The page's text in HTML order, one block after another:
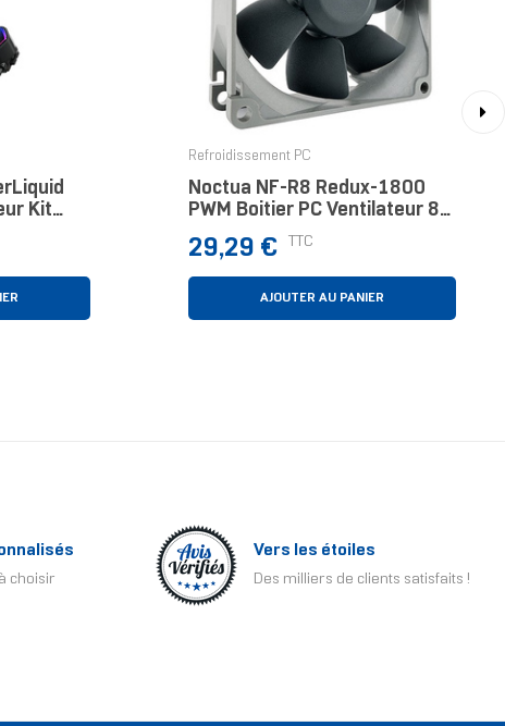
Kit
Refroidissement PC
Noctua NF-R8 Redux-1800
PWM Boitier PC Ventilateur 8
Cm Noir, Gris
Prix
29,29 € TTC
AJOUTER AU PANIER
choisir
Vers les étoiles
Des milliers de clients satisfaits !